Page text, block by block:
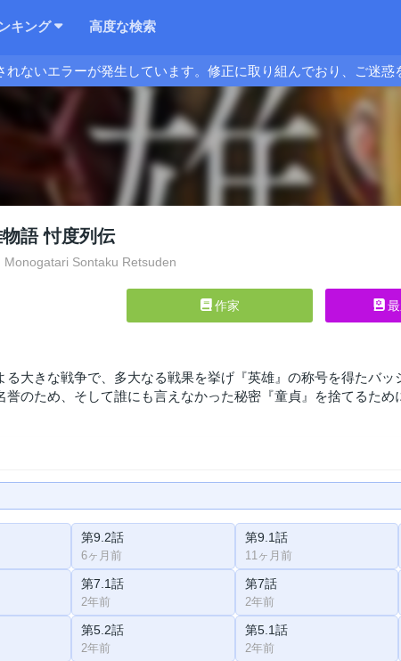
キング 高度な検索
ないエラーが発生しています。修正に取り組んでおり、ご迷惑
語 忖度列伝
Monogatari Sontaku Retsuden
作家 最
る大きな戦争で、多大なる戦果を挙げ『英雄』の称号を得たバッ
誉のため、そして誰にも言えなかった秘密『童貞』を捨てるた
第9.2話
6ヶ月前
第9.1話
11ヶ月前
第7.1話
2年前
第7話
2年前
第5.2話
2年前
第5.1話
2年前